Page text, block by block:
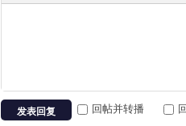
发表回复 回帖并转播